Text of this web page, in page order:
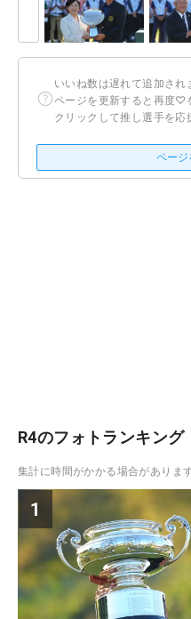
いいね数は遅れて追加され
ページを更新すると再度♡
クリックして推し選手を応
ページ
R4のフォトランキング
集計に時間がかかる場合があります
1